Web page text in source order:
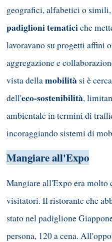
geografici, alfabetici o
padiglioni tematiciche
lavoravano su progetti affini
aggregazione e
vista dellamobilitàsi è
dell'eco-sostenibilità,
ambientale in termini di
incoraggiando sistemi di
Mangiare all'Expo
Mangiare all'Expo era molto
visitatori. Il ristorante che
stato nel padiglione
persona, 120 a cena.